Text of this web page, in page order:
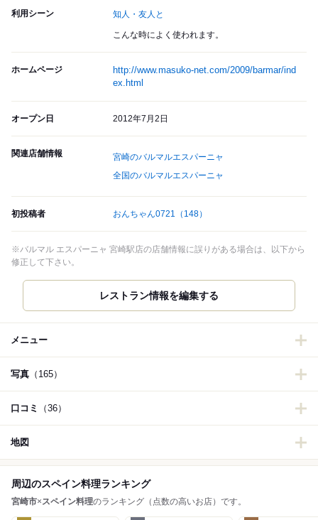
利用シーン 知人・友人と
こんな時によく使われます。
ホームページ
http://www.masuko-net.com/2009/barmar/ind
ex.html
オープン日 2012年7月2日
関連店舗情報
宮崎のバルマルエスパーニャ
全国のバルマルエスパーニャ
初投稿者 おんちゃん0721 （148）
※バルマル エスパーニャ 宮崎駅店の店舗情報に誤りがある場合は、以下から
修正して下さい。
レストラン情報を編集する
メニュー
写真 （165）
口コミ （36）
地図
周辺のスペイン料理ランキング
宮崎市×スペイン料理のランキング（点数の高いお店）です。